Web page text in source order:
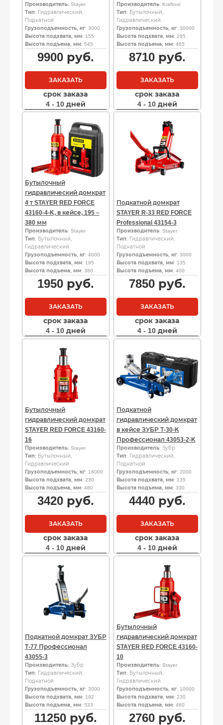
Производитель: Stayer
Тип: Гидравлический,
Подкатной
Грузоподъемность, кг: 3000
Высота подхвата, мм: 155
Высота подъема, мм: 545
9900руб.
ЗАКАЗАТЬ
срок заказа
4 - 10 дней
Производитель: Kraftool
Тип: Бутылочный,
Гидравлический
Грузоподъемность, кг: 30000
Высота подхвата, мм: 285
Высота подъема, мм: 465
8710руб.
ЗАКАЗАТЬ
срок заказа
4 - 10 дней
Бутылочный
гидравлический домкрат
4 т STAYER RED FORCE
43160-4-K, в кейсе, 195 –
380 мм
Производитель: Stayer
Тип: Бутылочный,
Гидравлический
Грузоподъемность, кг: 4000
Высота подхвата, мм: 195
Высота подъема, мм: 380
1950руб.
ЗАКАЗАТЬ
срок заказа
4 - 10 дней
Подкатной домкрат
STAYER R-33 RED FORCE
Professional 43154-3
Производитель: Stayer
Тип: Гидравлический,
Подкатной
Грузоподъемность, кг: 3000
Высота подхвата, мм: 135
Высота подъема, мм: 400
7850руб.
ЗАКАЗАТЬ
срок заказа
4 - 10 дней
Бутылочный
гидравлический домкрат
STAYER RED FORCE 43160-
16
Производитель: Stayer
Тип: Бутылочный,
Гидравлический
Грузоподъемность, кг: 16000
Высота подхвата, мм: 230
Высота подъема, мм: 460
3420руб.
ЗАКАЗАТЬ
срок заказа
4 - 10 дней
Подкатной
гидравлический домкрат
в кейсе ЗУБР Т-30-K
Профессионал 43053-2-K
Производитель: Зубр
Тип: Гидравлический,
Подкатной
Грузоподъемность, кг: 2000
Высота подхвата, мм: 135
Высота подъема, мм: 330
4440руб.
ЗАКАЗАТЬ
срок заказа
4 - 10 дней
Подкатной домкрат ЗУБР
Т-77 Профессионал
43055-3
Производитель: Зубр
Тип: Гидравлический,
Подкатной
Грузоподъемность, кг: 3000
Высота подхвата, мм: 192
Высота подъема, мм: 533
11250руб.
Бутылочный
гидравлический домкрат
STAYER RED FORCE 43160-
10
Производитель: Stayer
Тип: Бутылочный,
Гидравлический
Грузоподъемность, кг: 10000
Высота подхвата, мм: 230
Высота подъема, мм: 460
2760руб.